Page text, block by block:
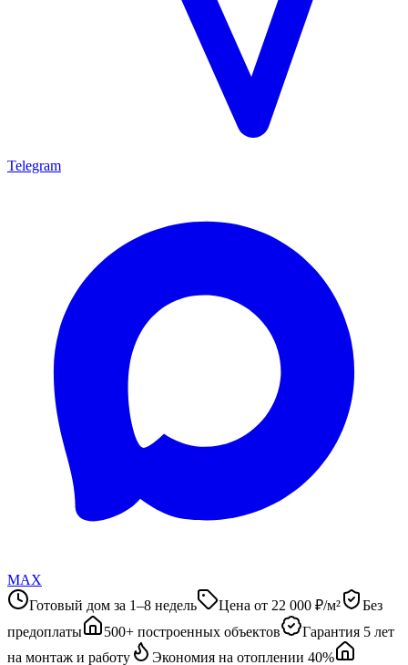
Telegram
MAX
Готовый дом за 1–8 недель
Цена от 22 000 ₽/м²
Без
предоплаты
500+ построенных объектов
Гарантия 5 лет
на монтаж и работу
Экономия на отоплении 40%